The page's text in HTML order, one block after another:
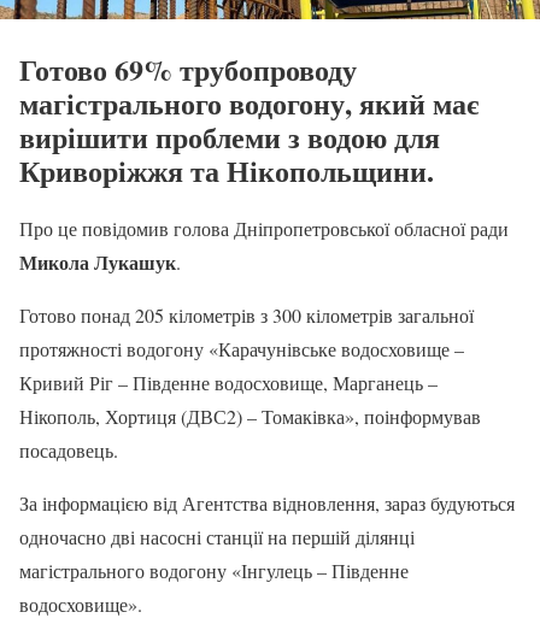
Готово 69% трубопроводу
магістрального водогону, який має
вирішити проблеми з водою для
Криворіжжя та Нікопольщини.
Про це повідомив голова Дніпропетровської обласної ради
Микола Лукашук.
Готово понад 205 кілометрів з 300 кілометрів загальної
протяжності водогону «Карачунівське водосховище –
Кривий Ріг – Південне водосховище, Марганець –
Нікополь, Хортиця (ДВС2) – Томаківка», поінформував
посадовець.
За інформацією від Агентства відновлення, зараз будуються
одночасно дві насосні станції на першій ділянці
магістрального водогону «Інгулець – Південне
водосховище».